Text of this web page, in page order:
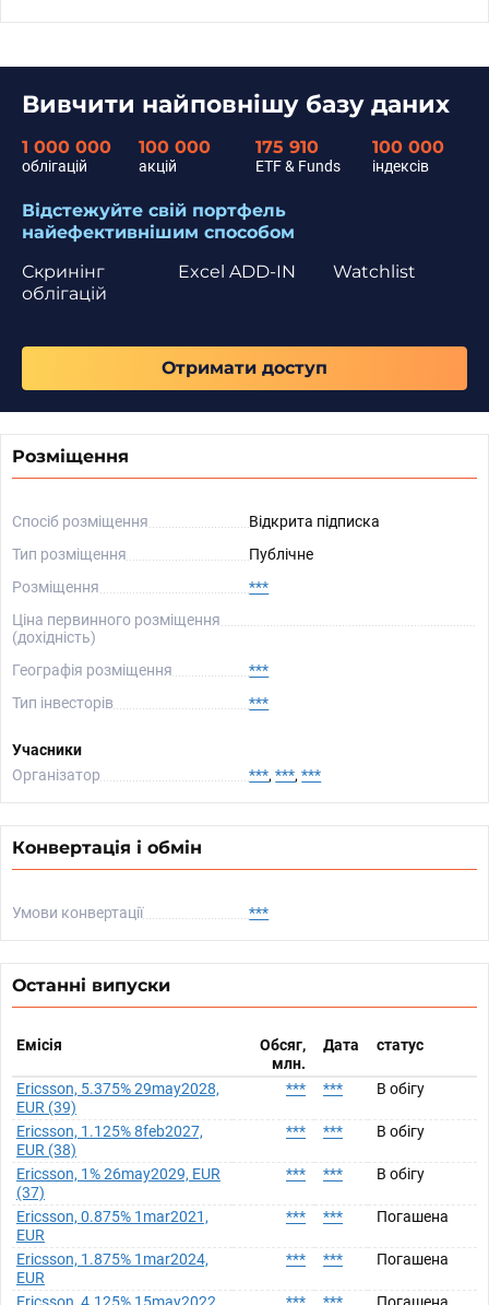
Вивчити найповнішу базу даних
1 000 000
облігацій
100 000
акцій
175 910
ETF & Funds
100 000
індексів
Відстежуйте свій портфель
найефективнішим способом
Скринінг
облігацій
Watchlist
Excel ADD-IN
Отримати доступ
Розміщення
Спосіб розміщення
Відкрита підписка
Тип розміщення
Публічне
Розміщення
***
Ціна первинного розміщення
(дохідність)
Географія розміщення
***
Тип інвесторів
***
Учасники
Організатор
***, ***, ***
Конвертація і обмін
Умови конвертації ***
Останні випуски
Емісія
Обсяг,
млн.
Дата статус
Ericsson, 5.375% 29may2028,
EUR (39)
*** *** В обігу
Ericsson, 1.125% 8feb2027,
EUR (38)
*** *** В обігу
Ericsson, 1% 26may2029, EUR
(37)
*** *** В обігу
Ericsson, 0.875% 1mar2021,
EUR
*** *** Погашена
Ericsson, 1.875% 1mar2024,
EUR
*** *** Погашена